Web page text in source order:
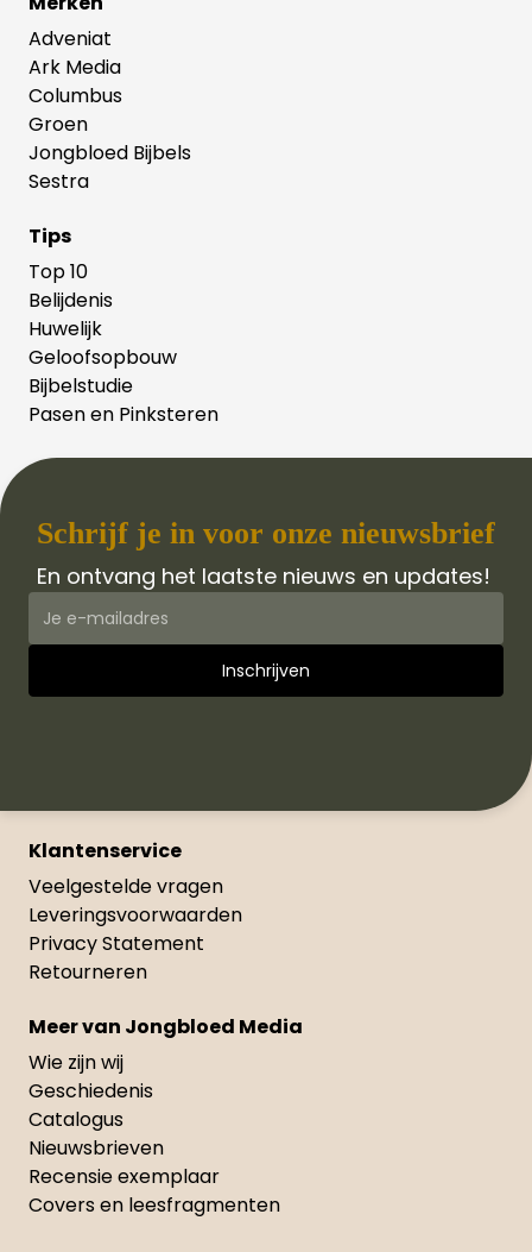
Adveniat
Ark Media
Columbus
Groen
Jongbloed Bijbels
Sestra
Tips
Top 10
Belijdenis
Huwelijk
Geloofsopbouw
Bijbelstudie
Pasen en Pinksteren
Schrijf je in voor onze nieuwsbrief
En ontvang het laatste nieuws en updates!
Klantenservice
Veelgestelde vragen
Leveringsvoorwaarden
Privacy Statement
Retourneren
Meer van Jongbloed Media
Wie zijn wij
Geschiedenis
Catalogus
Nieuwsbrieven
Recensie exemplaar
Covers en leesfragmenten